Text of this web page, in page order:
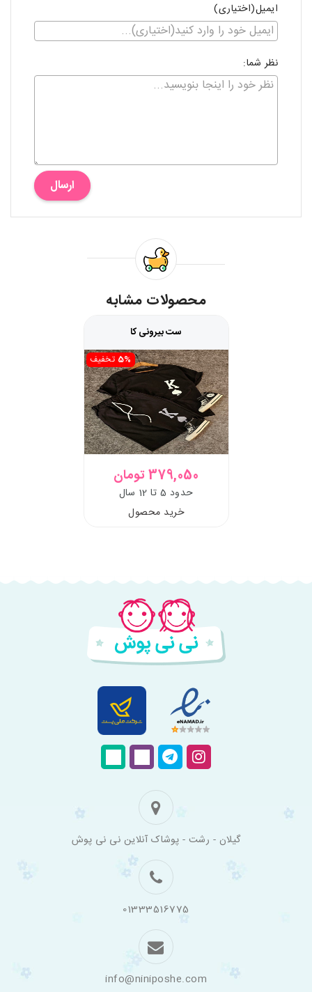
ایمیل(اختیاری)
نظر شما:
ارسال
محصولات مشابه
ست بیرونی کا
5% تخفیف
379,050 تومان
حدود 5 تا 12 سال
خرید محصول
گیلان - رشت - پوشاک آنلاین نی نی پوش
01333516775
info@niniposhe.com